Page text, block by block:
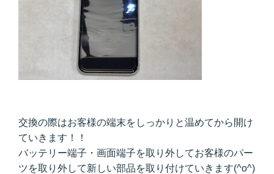
交換の際はお客様の端末をしっかりと温めてから開け
ていきます！！
バッテリー端子・画面端子を取り外してお客様のパー
ツを取り外して新しい部品を取り付けていきます(^o^)